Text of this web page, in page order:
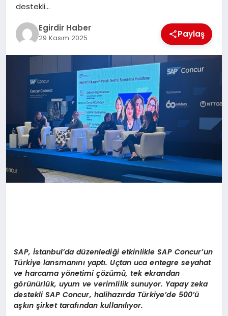
destekli…
Egirdir Haber
29 Kasım 2025 Paylaş
SAP, İstanbul’da düzenlediği etkinlikle SAP Concur’un
Türkiye lansmanını yaptı. Uçtan uca entegre seyahat
ve harcama yönetimi çözümü, tek ekrandan
görünürlük, uyum ve verimlilik sunuyor. Yapay zeka
destekli SAP Concur, halihazırda Türkiye’de 500’ü
aşkın şirket tarafından kullanılıyor.